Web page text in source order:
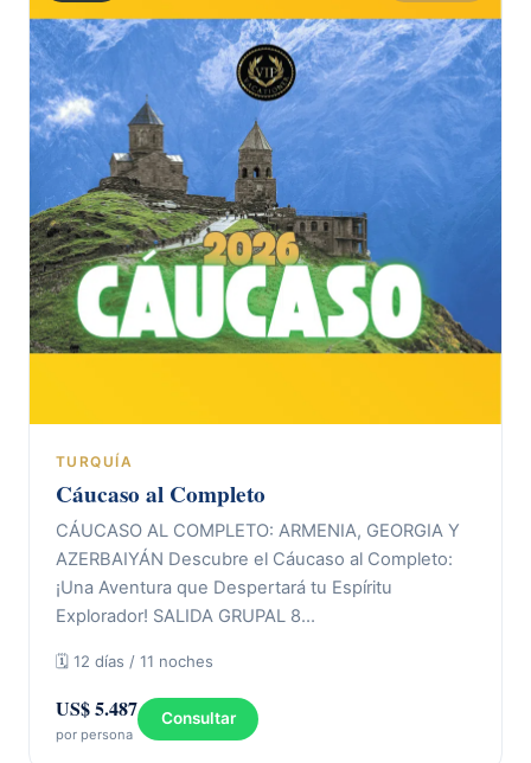
TURQUÍA
Cáucaso al Completo
CÁUCASO AL COMPLETO: ARMENIA, GEORGIA Y
AZERBAIYÁN Descubre el Cáucaso al Completo:
¡Una Aventura que Despertará tu Espíritu
Explorador! SALIDA GRUPAL 8…
🗓 12 días / 11 noches
US$ 5.487
por persona
Consultar